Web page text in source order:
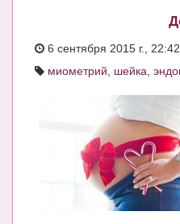
ЧАТ
КНИГИ
ПСИХОЛОГИЯ
6 сентября 2015 г.,
миометрий
шейка